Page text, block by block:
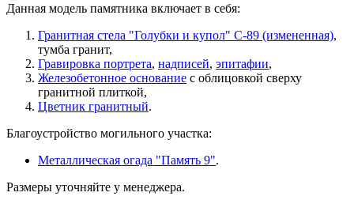
Данная модель памятника включает в себя:
Гранитная стела "Голубки и купол" С-89 (измененная),
тумба гранит,
Гравировка портрета, надписей, эпитафии,
Железобетонное основание с облицовкой сверху
гранитной плиткой,
Цветник гранитный.
Благоустройство могильного участка:
Металлическая огада "Память 9".
Размеры уточняйте у менеджера.